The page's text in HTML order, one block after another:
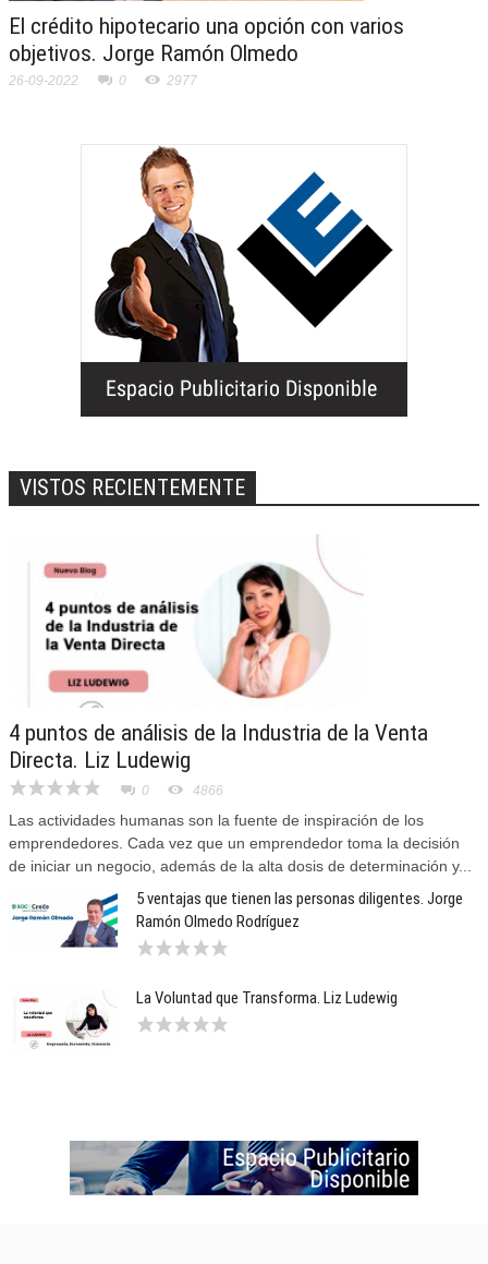
El crédito hipotecario una opción con varios
objetivos. Jorge Ramón Olmedo
26-09-2022 0 2977
VISTOS RECIENTEMENTE
4 puntos de análisis de la Industria de la Venta
Directa. Liz Ludewig
0 4866
Las actividades humanas son la fuente de inspiración de los
emprendedores. Cada vez que un emprendedor toma la decisión
de iniciar un negocio, además de la alta dosis de determinación y...
5 ventajas que tienen las personas diligentes. Jorge
Ramón Olmedo Rodríguez
La Voluntad que Transforma. Liz Ludewig